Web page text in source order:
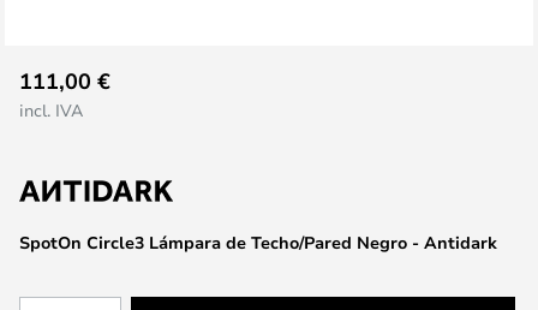
comienzo
galería
deSpotOn Circle3 Lámpara de Techo/Pared Negro - Antidark
111,00 €
incl. IVA